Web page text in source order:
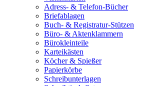
Adress- & Telefon-Bücher
Briefablagen
Buch- & Registratur-Stützen
Büro- & Aktenklammern
Bürokleinteile
Karteikästen
Köcher & Spießer
Papierkörbe
Schreibunterlagen